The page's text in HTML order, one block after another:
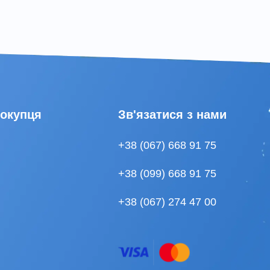
Зв'язатися з нами
+38 (067) 668 91 75
+38 (099) 668 91 75
+38 (067) 274 47 00